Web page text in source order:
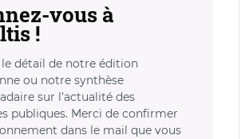
vous à
!
le détail de notre édition
ou notre synthèse
sur l’actualité des
publiques. Merci de confirmer
dans le mail que vous